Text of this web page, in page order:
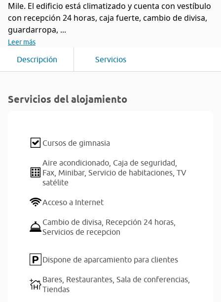
Mile. El edificio está climatizado y cuenta con vestíbulo
con recepción 24 horas, caja fuerte, cambio de divisa,
guardarropa, ...
Leer más
Descripción Servicios
Servicios del alojamiento
Cursos de gimnasia
Aire acondicionado, Caja de seguridad,
Fax, Minibar, Servicio de habitaciones, TV
satélite
Acceso a Internet
Cambio de divisa, Recepción 24 horas,
Servicios de recepcion
Dispone de aparcamiento para clientes
Bares, Restaurantes, Sala de conferencias,
Tiendas